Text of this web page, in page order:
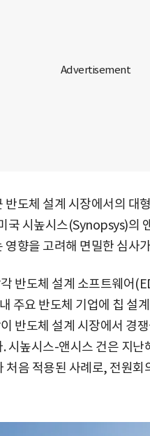
반도체 설계 시장에서의 대
국 시높시스(Synopsys)의
영향을 고려해 면밀한 심사
반도체 설계 소프트웨어
주요 반도체 기업에 칩 설
반도체 설계 시장에서 경
시높시스-앤시스 건은 지
처음 적용된 사례로, 전원회